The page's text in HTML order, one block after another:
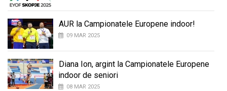
AUR la Campionatele Europene indoor!
09 MAR 2025
Diana Ion, argint la Campionatele Europene
indoor de seniori
08 MAR 2025